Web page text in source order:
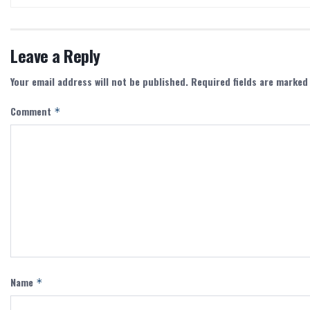
Leave a Reply
Your email address will not be published. Required fields are marked
Comment *
Name *